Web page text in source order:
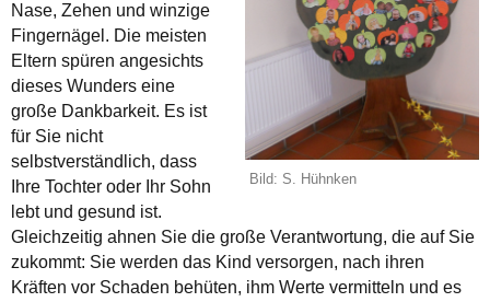
Bild: S. Hühnken
Nase, Zehen und winzige
Fingernägel. Die meisten
Eltern spüren angesichts
dieses Wunders eine
große Dankbarkeit. Es ist
für Sie nicht
selbstverständlich, dass
Ihre Tochter oder Ihr Sohn
lebt und gesund ist.
Gleichzeitig ahnen Sie die große Verantwortung, die auf Sie
zukommt: Sie werden das Kind versorgen, nach ihren
Kräften vor Schaden behüten, ihm Werte vermitteln und es